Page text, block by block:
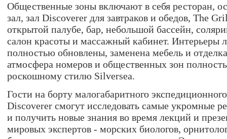
Общественные зоны включают в себя ресторан,
зал, зал Discoverer для завтраков и обедов, The
открытой палубе, бар, небольшой бассейн,
салон красоты и массажный кабинет. Интерьеры
полностью обновлены, заменена мебель и
атмосфера номеров и общественных зон
роскошному стилю Silversea.
Гости на борту малогабаритного
Discoverer смогут исследовать самые укромные
и получить новые знания во время лекций и
мировых экспертов - морских биологов,